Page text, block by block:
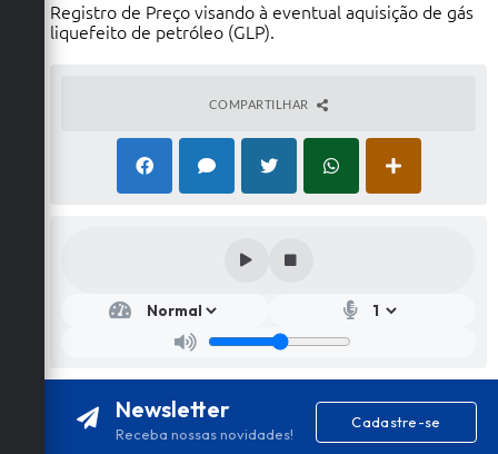
Registro de Preço visando à eventual aquisição de gás
liquefeito de petróleo (GLP).
COMPARTILHAR
Newsletter
Receba nossas novidades!
Cadastre-se